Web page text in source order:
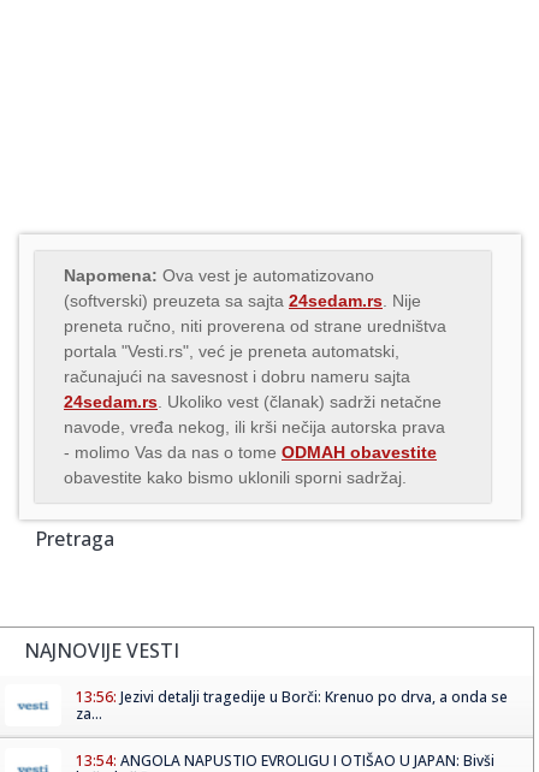
Napomena: Ova vest je automatizovano
(softverski) preuzeta sa sajta 24sedam.rs . Nije
preneta ručno, niti proverena od strane uredništva
portala "Vesti.rs", već je preneta automatski,
računajući na savesnost i dobru nameru sajta
24sedam.rs . Ukoliko vest (članak) sadrži netačne
navode, vređa nekog, ili krši nečija autorska prava
- molimo Vas da nas o tome ODMAH obavestite
obavestite kako bismo uklonili sporni sadržaj.
Pretraga
NAJNOVIJE VESTI
13:56: Jezivi detalji tragedije u Borči: Krenuo po drva, a onda se
za...
13:54: ANGOLA NAPUSTIO EVROLIGU I OTIŠAO U JAPAN: Bivši